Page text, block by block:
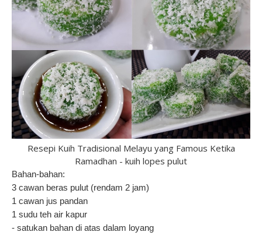
Resepi Kuih Tradisional Melayu yang Famous Ketika
Ramadhan - kuih lopes pulut
Bahan-bahan:
3 cawan beras pulut (rendam 2 jam)
1 cawan jus pandan
1 sudu teh air kapur
- satukan bahan di atas dalam loyang